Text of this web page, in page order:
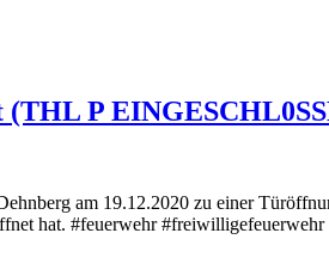
(THL P
am 19.12.2020 zu einer
hat. #feuerwehr